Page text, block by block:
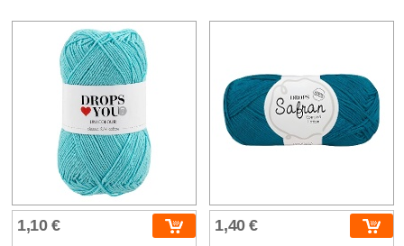
1,10 € 1,40 €